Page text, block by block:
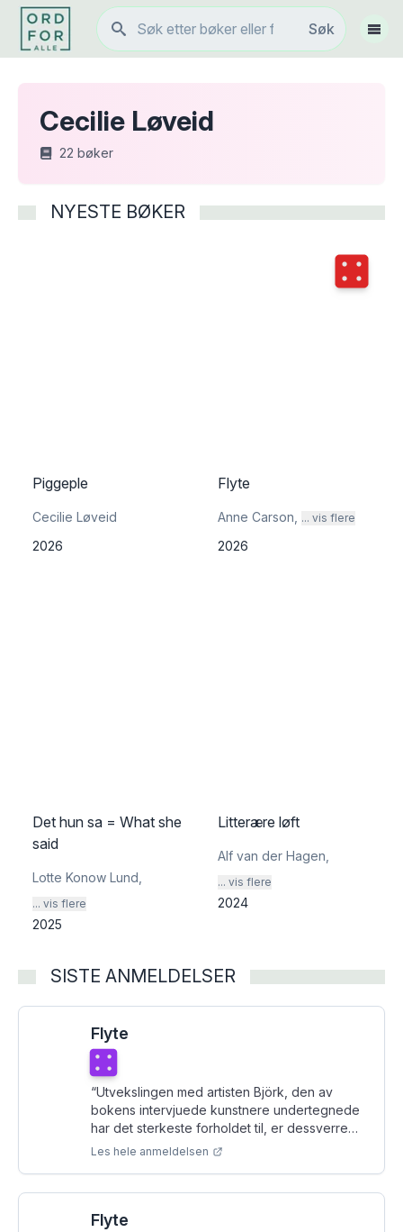
Søk
Søk
Vis
Cecilie Løveid
22 bøker
NYESTE BØKER
Piggeple
Cecilie Løveid
2026
Flyte
Anne Carson ... vis flere
2026
Det hun sa = What she
said
Lotte Konow Lund
... vis flere
2025
Litterære løft
Alf van der Hagen
... vis flere
2024
SISTE ANMELDELSER
Flyte
Terningkast
“Utvekslingen med artisten Björk, den av
bokens intervjuede kunstnere undertegnede
har det sterkeste forholdet til, er dessverre
samlingens desidert svakeste.
Les hele anmeldelsen
Flyte